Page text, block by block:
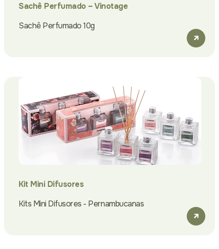
Sachê Perfumado – Vinotage
Sachê Perfumado 10g
Kit Mini Difusores
Kits Mini Difusores - Pernambucanas